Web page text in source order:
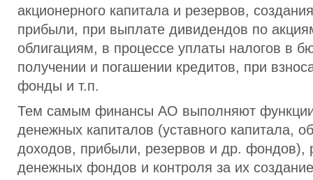
акционерного капитала и резервов,
прибыли, при выплате дивидендов по
облигациям, в процессе уплаты налогов в
получении и погашении кредитов, при
фонды и т.п.
Тем самым финансы АО выполняют
денежных капиталов (уставного капитала,
доходов, прибыли, резервов и др. фондов),
денежных фондов и контроля за их